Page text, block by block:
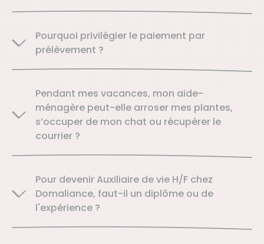
Pourquoi privilégier le paiement par
prélèvement ?
Pendant mes vacances, mon aide-
ménagère peut-elle arroser mes plantes,
s’occuper de mon chat ou récupérer le
courrier ?
Pour devenir Auxiliaire de vie H/F chez
Domaliance, faut-il un diplôme ou de
l'expérience ?